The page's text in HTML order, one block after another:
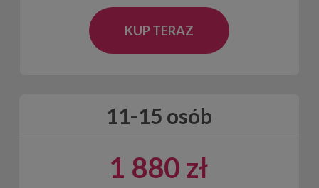
KUP TERAZ
11-15 osób
1 880 zł